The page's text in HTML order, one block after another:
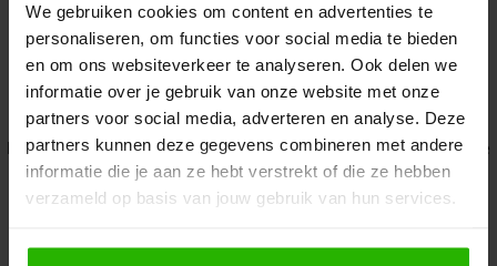
We gebruiken cookies om content en advertenties te
personaliseren, om functies voor social media te bieden
en om ons websiteverkeer te analyseren. Ook delen we
informatie over je gebruik van onze website met onze
partners voor social media, adverteren en analyse. Deze
partners kunnen deze gegevens combineren met andere
informatie die je aan ze hebt verstrekt of die ze hebben
verzameld op basis van jouw gebruik van hun services.
Als je op "Accepteer" klikt, dan geef je Voordeeluitjes.nl
Application error: a client-side exception has occurred while
loadingwww.voordeeluitjes.nl (see the browser console for more
information).